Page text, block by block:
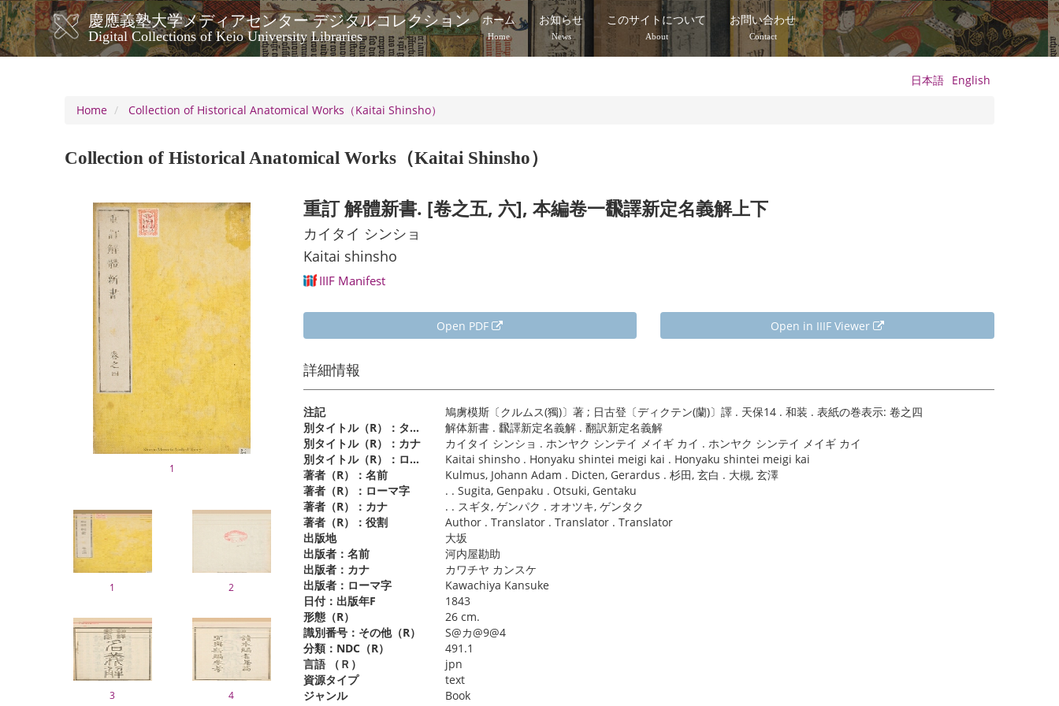
Skip
to
main
content
慶應義塾大学メディアセンター デジタルコレクション
Digital Collections of Keio University Libraries
メ
イ
ビ
シ
ホーム
Home
お知らせ
News
このサイトについて
About
お問い合わせ
Contact
日本語 English
Home
Collection of Historical Anatomical Works（Kaitai Shinsho）
Collection of Historical Anatomical Works（Kaitai Shinsho）
1
1 2
3 4
重訂 解體新書. [卷之五, 六], 本編卷一飜譯新定名義解上下
カイタイ シンショ
Kaitai shinsho
IIIF Manifest
Open PDF Open in IIIF Viewer
詳細情報
注記
鳩虜模斯〔クルムス(獨)〕著 ; 日古登〔ディクテン(蘭)〕譯 . 天保14 . 和装 . 表紙の巻表示: 卷之四
別タイトル（R）：タイトル
解体新書 . 飜譯新定名義解 . 翻訳新定名義解
別タイトル（R）：カナ
カイタイ シンショ . ホンヤク シンテイ メイギ カイ . ホンヤク シンテイ メイギ カイ
別タイトル（R）：ローマ字
Kaitai shinsho . Honyaku shintei meigi kai . Honyaku shintei meigi kai
著者（R）：名前
Kulmus, Johann Adam . Dicten, Gerardus . 杉田, 玄白 . 大槻, 玄澤
著者（R）：ローマ字
. . Sugita, Genpaku . Otsuki, Gentaku
著者（R）：カナ
. . スギタ, ゲンパク . オオツキ, ゲンタク
著者（R）：役割
Author . Translator . Translator . Translator
出版地
大坂
出版者：名前
河内屋勘助
出版者：カナ
カワチヤ カンスケ
出版者：ローマ字
Kawachiya Kansuke
日付：出版年F
1843
形態（R）
26 cm.
識別番号：その他（R）
S@カ@9@4
分類：NDC（R）
491.1
言語 （Ｒ）
jpn
資源タイプ
text
ジャンル
Book